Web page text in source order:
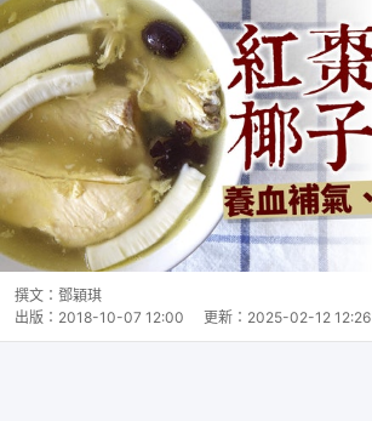
撰文： 鄧穎琪
出版： 2018-10-07 12:00 更新： 2025-02-12 12:26